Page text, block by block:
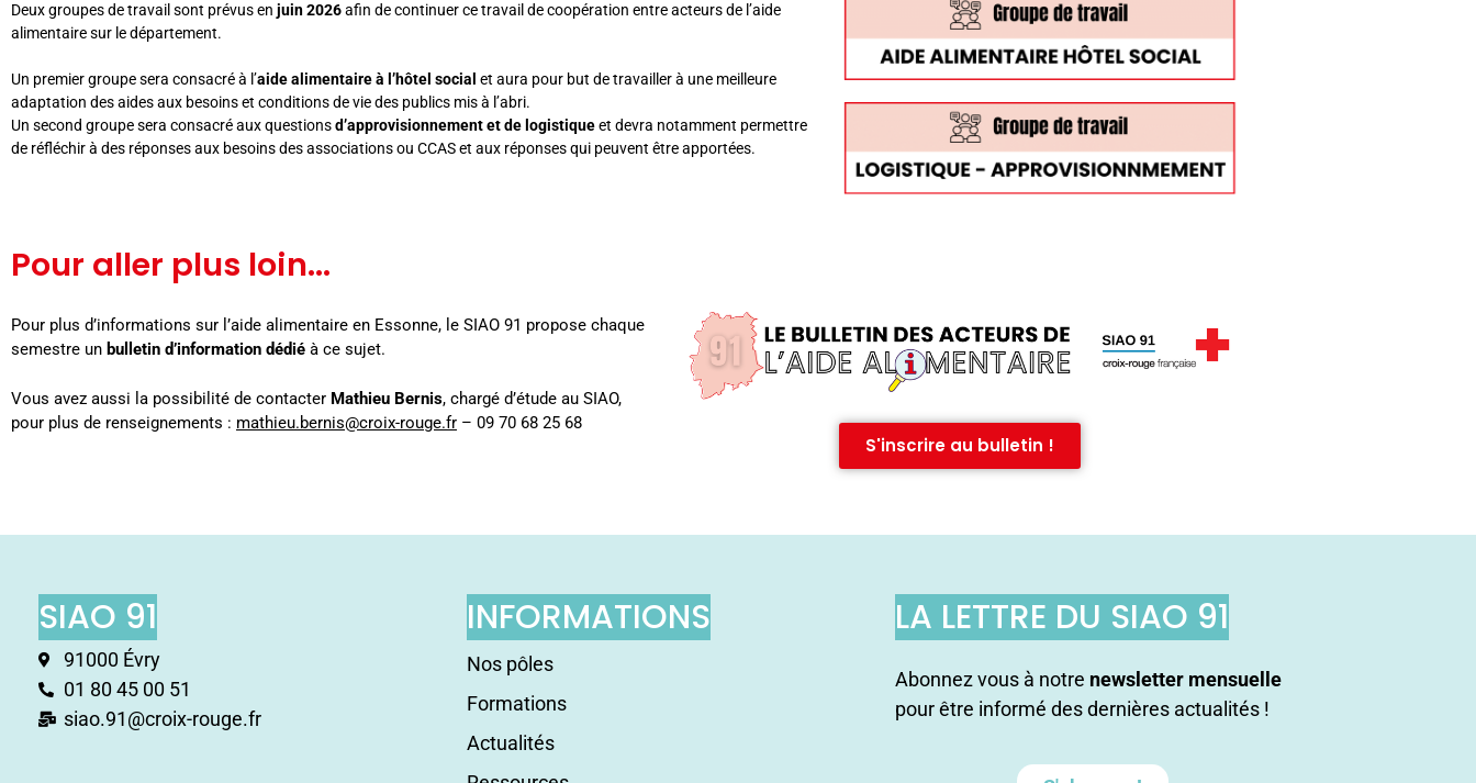
Deux groupes de travail sont prévus en juin 2026afin de continuer ce travail de coopération entre acteurs de l’aide
alimentaire sur le département.
Un premier groupe sera consacré à l’aide alimentaire à l’hôtel social et aura pour but de travailler à une meilleure
adaptation des aides aux besoins et conditions de vie des publics mis à l’abri.
Un second groupe sera consacré aux questionsd’approvisionnement et de logistiqueet devra notamment permettre
de réfléchir à des réponses aux besoins des associations ou CCAS et aux réponses qui peuvent être apportées.
Pour aller plus loin...
Pour plus d’informations sur l’aide alimentaire en Essonne, le SIAO 91 propose chaque
semestre un bulletin d’information dédié à ce sujet.
Vous avez aussi la possibilité de contacter Mathieu Bernis, chargé d’étude au SIAO,
pour plus de renseignements : mathieu.bernis@croix-rouge.fr – 09 70 68 25 68
S'inscrire au bulletin !
SIAO 91
91000 Évry
01 80 45 00 51
siao.91@croix-rouge.fr
INFORMATIONS
Nos pôles
Formations
Actualités
LA LETTRE DU SIAO 91
Abonnez vous à notre newsletter mensuelle
pour être informé des dernières actualités !